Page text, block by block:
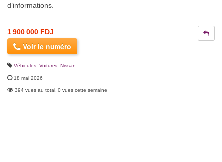
d’informations.
1 900 000 FDJ
Voir le numéro
Véhicules Voitures Nissan
18 mai 2026
394 vues au total, 0 vues cette semaine